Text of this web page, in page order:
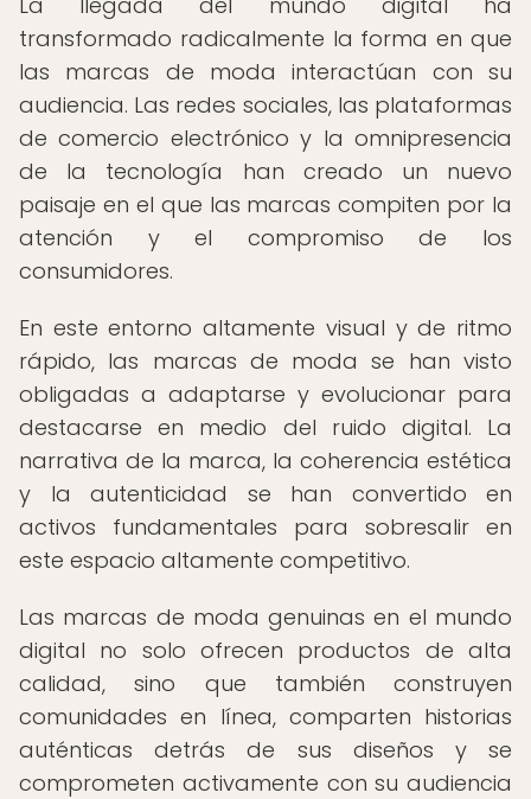
transformado radicalmente la forma en que
las marcas de moda interactúan con su
audiencia. Las redes sociales, las plataformas
de comercio electrónico y la omnipresencia
de la tecnología han creado un nuevo
paisaje en el que las marcas compiten por la
atención y el compromiso de los
consumidores.
En este entorno altamente visual y de ritmo
rápido, las marcas de moda se han visto
obligadas a adaptarse y evolucionar para
destacarse en medio del ruido digital. La
narrativa de la marca, la coherencia estética
y la autenticidad se han convertido en
activos fundamentales para sobresalir en
este espacio altamente competitivo.
Las marcas de moda genuinas en el mundo
digital no solo ofrecen productos de alta
calidad, sino que también construyen
comunidades en línea, comparten historias
auténticas detrás de sus diseños y se
comprometen activamente con su audiencia